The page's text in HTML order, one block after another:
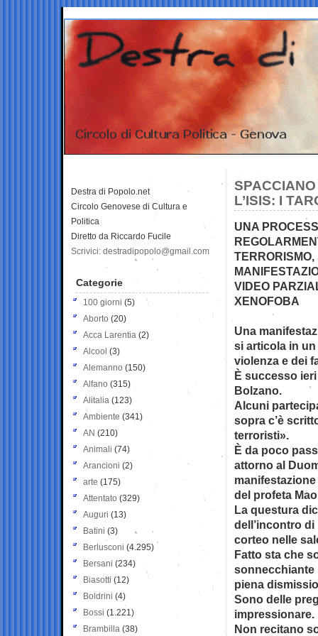
L’ISIS: I
UNA
VIDEO
XENOFOBA
Una
si articola in
violenza e dei
È successo
Bolzano.
Alcuni
sopra c’è
terroristi».
È da poco
attorno al
del profeta
La questura
dell’incontro
corteo nelle
Fatto sta che
sonnecchiante
piena
Sono delle
impressionare.
Non recitano
Destra di Popolo.net
Circolo Genovese di Cultura e
Politica
Diretto da Riccardo Fucile
Scrivici: destradipopolo@gmail.com
Categorie
100 giorni (5)
Aborto (20)
Acca Larentia (2)
Alcool (3)
Alemanno (150)
Alfano (315)
Alitalia (123)
Ambiente (341)
AN (210)
Animali (74)
Arancioni (2)
arte (175)
Attentato (329)
Auguri (13)
Batini (3)
Berlusconi (4.295)
Bersani (234)
Biasotti (12)
Boldrini (4)
Bossi (1.221)
Brambilla (38)